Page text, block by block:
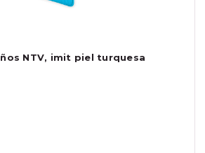
NTV, imit piel turquesa